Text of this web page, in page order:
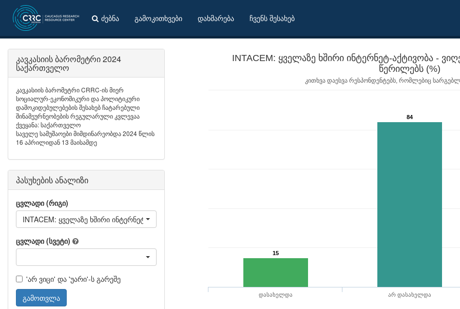
ძებნა გამოკითხვები დახმარება ჩვენს შესახებ
INTACEM: ყველაზე ხშირი ინტერნეტ-აქტივობა -
წერილებს (%)
კითხვა დაესვა რესპონდენტებს, რომლებიც
15
84
დასახელდა არ დასახელდა
კავკასიის ბარომეტრი 2024
საქართველო
კავკასიის ბარომეტრი CRRC-ის მიერ
სოციალურ-ეკონომიკური და პოლიტიკური
დამოკიდებულებების შესახებ ჩატარებული
შინამეურნეობების რეგულარული კვლევაა
ქვეყანა: საქართველო
საველე სამუშაოები მიმდინარეობდა 2024 წლის
16 აპრილიდან 13 მაისამდე
პასუხების ანალიზი
ცვლადი (რიგი)
INTACEM: ყველაზე ხშირი ინტერნეტ-აქტივობა - ვიღებ და ვაგზავნი ელექტრონულ წერილებს
ცვლადი (სვეტი)
'არ ვიცი' და 'უარი'-ს გარეშე
გამოთვლა